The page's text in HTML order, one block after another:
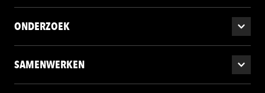
ONDERZOEK
SAMENWERKEN